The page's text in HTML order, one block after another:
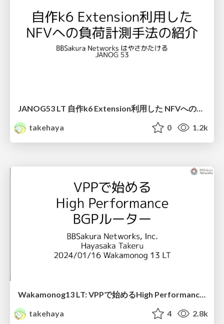
takehaya
0 1.2k
Wakamonog13 LT: VPPで始めるHigh Performance BGPルーター
takehaya
4 2.8k